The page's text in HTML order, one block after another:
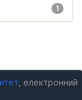
1
, електронний